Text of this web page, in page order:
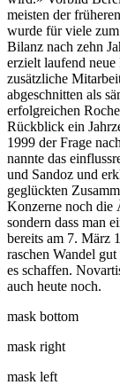
meisten der
wurde für viele
Bilanz nach zehn
erzielt laufend
zusätzliche
abgeschnitten als
erfolgreichen
Rückblick ein
1999 der Frage
nannte das
und Sandoz und
geglückten
Konzerne noch die
sondern dass man
bereits am 7. März
raschen Wandel
es schaffen.
auch heute noch.
mask bottom
mask right
mask left